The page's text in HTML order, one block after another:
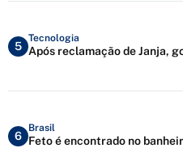
5
Tecnologia
Após reclamação de Janja,
6
Brasil
Feto é encontrado no